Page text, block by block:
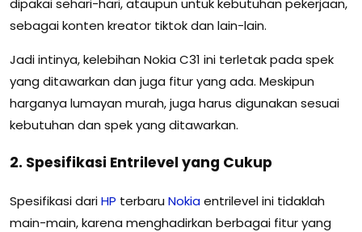
dipakai sehari-hari, ataupun untuk kebutuhan pekerjaan,
sebagai konten kreator tiktok dan lain-lain.
Jadi intinya, kelebihan Nokia C31 ini terletak pada spek
yang ditawarkan dan juga fitur yang ada. Meskipun
harganya lumayan murah, juga harus digunakan sesuai
kebutuhan dan spek yang ditawarkan.
2. Spesifikasi Entrilevel yang Cukup
Spesifikasi dariHP terbaru Nokiaentrilevel ini tidaklah
main-main, karena menghadirkan berbagai fitur yang